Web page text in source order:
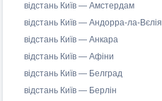
відстань Київ — Амстердам
відстань Київ — Андорра-ла-Вєлія
відстань Київ — Анкара
відстань Київ — Афіни
відстань Київ — Белград
відстань Київ — Берлін